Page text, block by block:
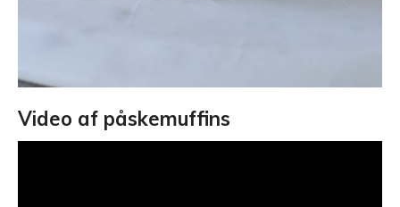
Video af påskemuffins